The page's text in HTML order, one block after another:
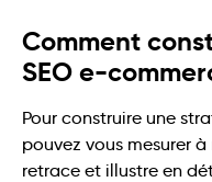
Comment
SEO e-
Pour construire une
pouvez vous mesurer
retrace et illustre en